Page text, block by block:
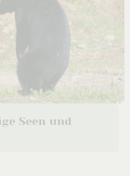
Seen und